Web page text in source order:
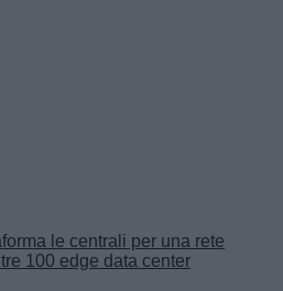
le centrali per una rete
100 edge data center